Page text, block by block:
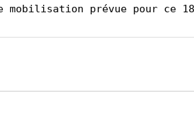
mobilisation prévue pour ce